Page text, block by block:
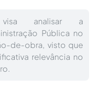
analisar a
Pública no
de-obra, visto que
relevância no